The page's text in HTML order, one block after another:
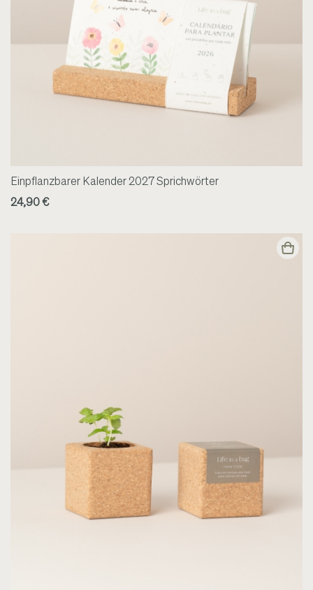
Einpflanzbarer Kalender 2027 Sprichwörter
24,90 €